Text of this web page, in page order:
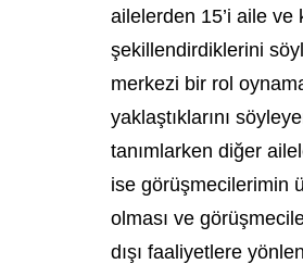
ailelerden 15’i aile ve
şekillendirdiklerini
merkezi bir rol
yaklaştıklarını
tanımlarken diğer
ise görüşmecilerimin
olması ve
dışı faaliyetlere